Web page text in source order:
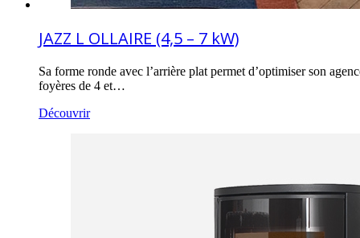
JAZZ L OLLAIRE (4,5 – 7 kW)
Sa forme ronde avec l’arrière plat permet d’optimiser son
foyères de 4 et…
Découvrir